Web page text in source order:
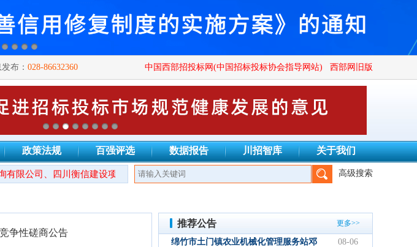
布： 028-86632360 中国西部招投标网(中国招标投标协会指导网站) 西部网旧版
政策法规 百强评选 数据报告 川招智库 关于我们
公司、四川衡信建设项目管理有限公司、四川正汇恒招标代理有限公司、四川创致瑞兴工程项
高级搜索
争性磋商公告
推荐公告 更多>>
绵竹市土门镇农业机械化管理服务站邓
08-06